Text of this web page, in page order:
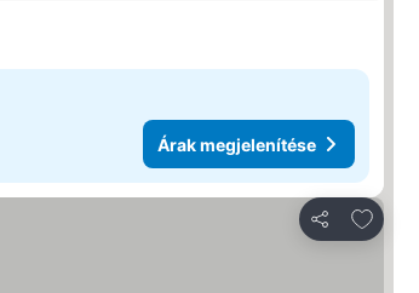
Árak megjelenítése
Megosztás